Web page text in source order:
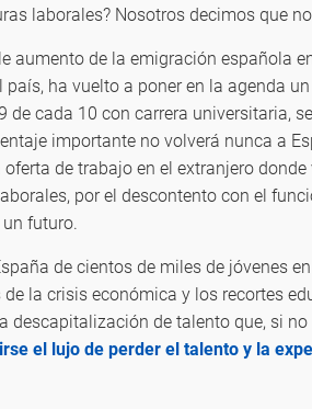
laborales? Nosotros decimos que
aumento de la emigración española
país, ha vuelto a poner en la agenda
de cada 10 con carrera universitaria,
importante no volverá nunca a
de trabajo en el extranjero
por el descontento con el
futuro.
de cientos de miles de jóvenes
la crisis económica y los recortes
descapitalización de talento que, si
el lujo de perder el talento y la